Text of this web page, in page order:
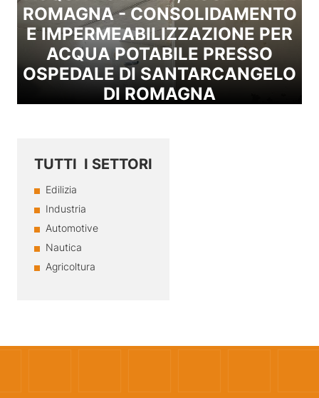
ROMAGNA - CONSOLIDAMENTO
E IMPERMEABILIZZAZIONE PER
ACQUA POTABILE PRESSO
OSPEDALE DI SANTARCANGELO
DI ROMAGNA
TUTTI I SETTORI
Edilizia
Industria
Automotive
Nautica
Agricoltura